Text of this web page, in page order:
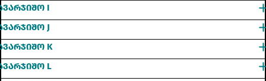
I
J
K
L